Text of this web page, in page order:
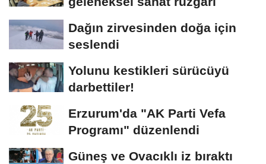
Dağın zirvesinden doğa için
seslendi
Yolunu kestikleri sürücüyü
darbettiler!
Erzurum'da "AK Parti Vefa
Programı" düzenlendi
Güneş ve Ovacıklı iz bıraktı